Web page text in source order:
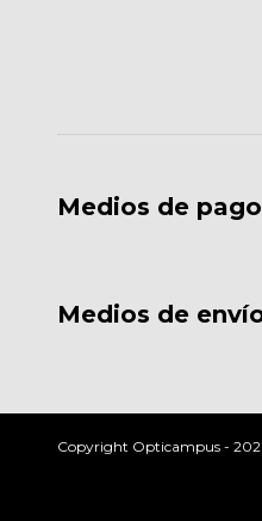
Medios de pago
Medios de
Copyright Opticampus -